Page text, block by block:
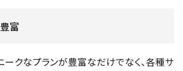
富
クなプランが豊富なだけでなく、各種サ